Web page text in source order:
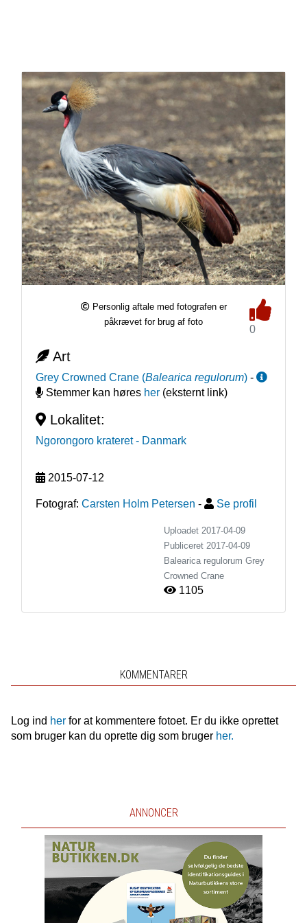
Personlig aftale med fotografen er
påkrævet for brug af foto
0
Art
Grey Crowned Crane (Balearica regulorum) -
Stemmer kan høres her(eksternt link)
Lokalitet:
Ngorongoro krateret - Danmark
2015-07-12
Fotograf: Carsten Holm Petersen - Se profil
Uploadet 2017-04-09
Publiceret 2017-04-09
Balearica regulorum Grey
Crowned Crane
1105
KOMMENTARER
Log ind herfor at kommentere fotoet. Er du ikke oprettet
som bruger kan du oprette dig som bruger her.
ANNONCER